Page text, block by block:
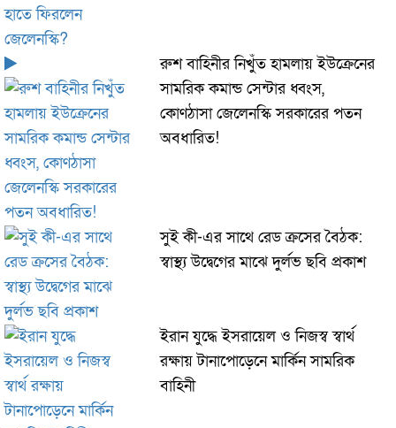
রুশ বাহিনীর নিখুঁত হামলায় ইউক্রেনের
সামরিক কমান্ড সেন্টার ধ্বংস,
কোণঠাসা জেলেনস্কি সরকারের পতন
অবধারিত!
সুই কী-এর সাথে রেড ক্রসের বৈঠক:
স্বাস্থ্য উদ্বেগের মাঝে দুর্লভ ছবি প্রকাশ
ইরান যুদ্ধে ইসরায়েল ও নিজস্ব স্বার্থ
রক্ষায় টানাপোড়েনে মার্কিন সামরিক
বাহিনী